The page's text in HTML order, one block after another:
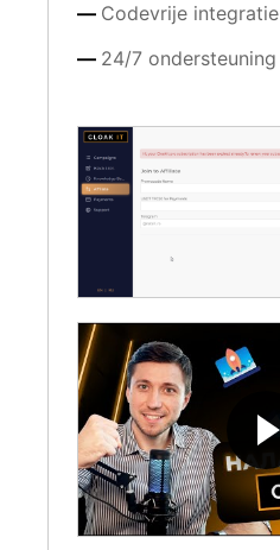
Codevrije integratie
24/7 ondersteuning